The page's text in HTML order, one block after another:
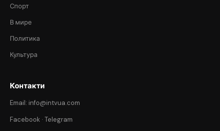
Спорт
В мире
Политика
Культура
Контакти
Email: info@intvua.com
Facebook · Telegram